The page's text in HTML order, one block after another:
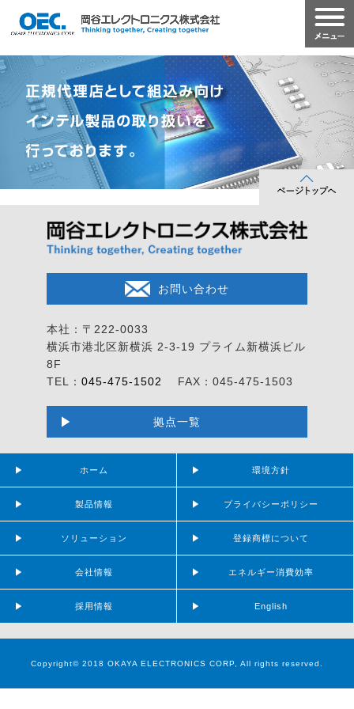
お問い合わせ
本社：〒222-0033
横浜市港北区新横浜 2-3-19 プライム新横浜ビル
8F
TEL： 045-475-1502 FAX：045-475-1503
拠点一覧
ホーム
製品情報
ソリューション
会社情報
採用情報
環境方針
プライバシーポリシー
登録商標について
エネルギー消費効率
English
Copyright© 2018 OKAYA ELECTRONICS CORP, All rights reserved.